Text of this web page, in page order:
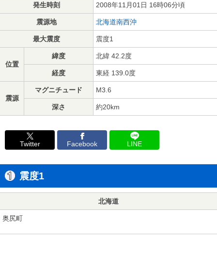
発生時刻 2008年11月01日 16時06分頃
震源地 北海道南西沖
最大震度 震度1
位置
緯度 北緯 42.2度
経度 東経 139.0度
震源
マグニチュード M3.6
深さ 約20km
Twitter Facebook LINE
震度1
北海道
奥尻町